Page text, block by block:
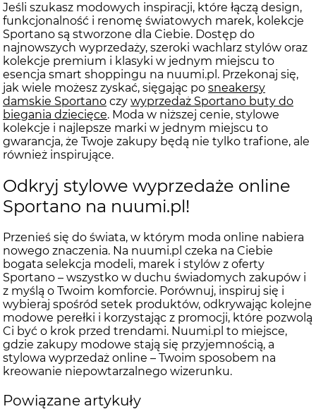
Jeśli szukasz modowych inspiracji, które łączą design,
funkcjonalność i renomę światowych marek, kolekcje
Sportano są stworzone dla Ciebie. Dostęp do
najnowszych wyprzedaży, szeroki wachlarz stylów oraz
kolekcje premium i klasyki w jednym miejscu to
esencja smart shoppingu na nuumi.pl. Przekonaj się,
jak wiele możesz zyskać, sięgając po sneakersy
damskie Sportano czy wyprzedaż Sportano buty do
biegania dziecięce. Moda w niższej cenie, stylowe
kolekcje i najlepsze marki w jednym miejscu to
gwarancja, że Twoje zakupy będą nie tylko trafione, ale
również inspirujące.
Odkryj stylowe wyprzedaże online
Sportano na nuumi.pl!
Przenieś się do świata, w którym moda online nabiera
nowego znaczenia. Na nuumi.pl czeka na Ciebie
bogata selekcja modeli, marek i stylów z oferty
Sportano – wszystko w duchu świadomych zakupów i
z myślą o Twoim komforcie. Porównuj, inspiruj się i
wybieraj spośród setek produktów, odkrywając kolejne
modowe perełki i korzystając z promocji, które pozwolą
Ci być o krok przed trendami. Nuumi.pl to miejsce,
gdzie zakupy modowe stają się przyjemnością, a
stylowa wyprzedaż online – Twoim sposobem na
kreowanie niepowtarzalnego wizerunku.
Powiązane artykuły